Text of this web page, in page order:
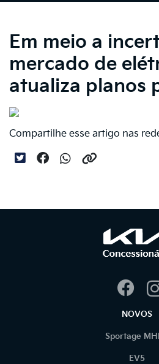
Em meio a
mercado de
atualiza planos
Compartilhe esse artigo nas
NOVOS
Sportage
EV5